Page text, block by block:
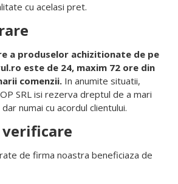
cu acelasi pret.
a produselor achizitionate de pe
este de 24, maxim 72 ore din
comenzii. In anumite situatii,
SRL isi rezerva dreptul de a mari
numai cu acordul clientului.
de firma noastra beneficiaza de